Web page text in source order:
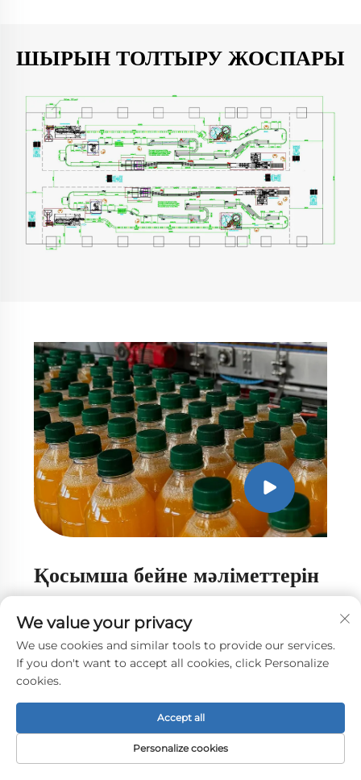
ШЫРЫН ТОЛТЫРУ ЖОСПАРЫ
Қосымша бейне мәліметтерін
We value your privacy
We use cookies and similar tools to provide our services.
If you don't want to accept all cookies, click Personalize
cookies.
Personalize cookies
Accept all